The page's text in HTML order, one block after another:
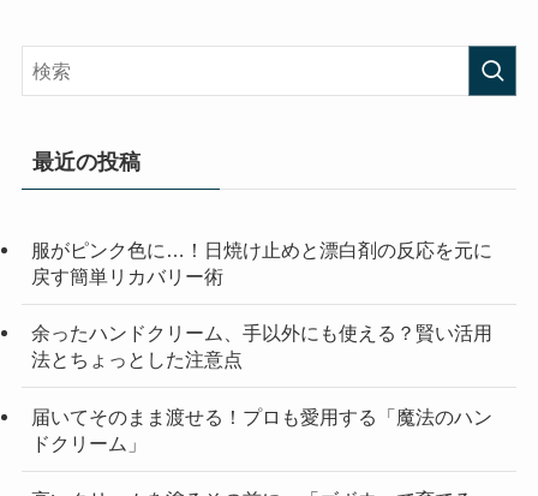
最近の投稿
服がピンク色に…！日焼け止めと漂白剤の反応を元に
戻す簡単リカバリー術
余ったハンドクリーム、手以外にも使える？賢い活用
法とちょっとした注意点
届いてそのまま渡せる！プロも愛用する「魔法のハン
ドクリーム」